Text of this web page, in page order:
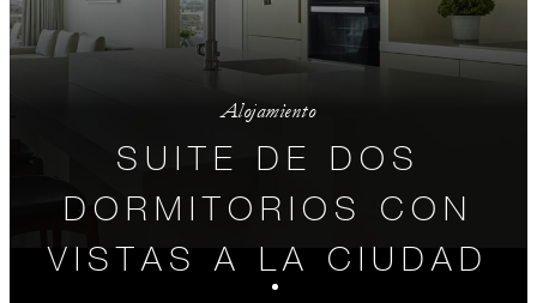
Alojamiento
SUITE DE DOS
DORMITORIOS CON
VISTAS A LA CIUDAD